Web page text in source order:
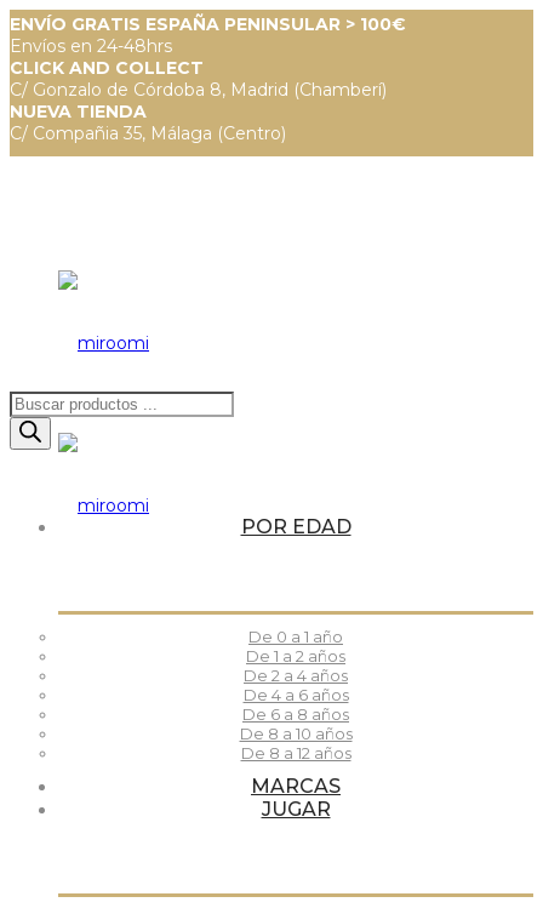
ENVÍO GRATIS ESPAÑA PENINSULAR > 100€
Envíos en 24-48hrs
CLICK AND COLLECT
C/ Gonzalo de Córdoba 8, Madrid (Chamberí)
NUEVA TIENDA
C/ Compañia 35, Málaga (Centro)
Búsqueda
de
productos
POR EDAD
De 0 a 1 año
De 1 a 2 años
De 2 a 4 años
De 4 a 6 años
De 6 a 8 años
De 8 a 10 años
De 8 a 12 años
MARCAS
JUGAR